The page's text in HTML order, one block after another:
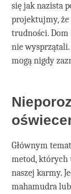
się jak nazista
projektujmy, że
trudności. Dom
nie wysprzątali.
mogą nigdy
Głównym
metod, których
naszej karmy.
mahamudra